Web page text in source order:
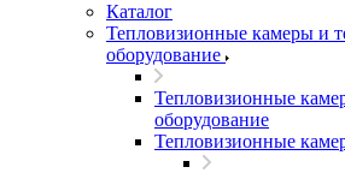
Каталог
Тепловизионные камеры и
оборудование
Тепловизионные
оборудование
Тепловизионные